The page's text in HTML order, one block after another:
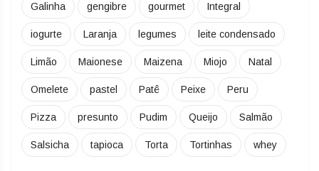
Galinha gengibre gourmet Integral
iogurte Laranja legumes leite condensado
Limão Maionese Maizena Miojo Natal
Omelete pastel Patê Peixe Peru
Pizza presunto Pudim Queijo Salmão
Salsicha tapioca Torta Tortinhas whey